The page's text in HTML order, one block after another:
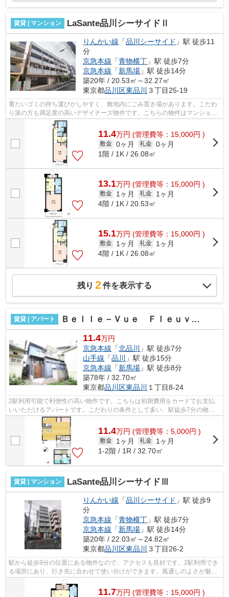
賃貸 | マンション LaSante品川シーサイドⅡ
りんかい線 「品川シーサイド 」駅 徒歩11
分
京急本線 「青物横丁 」駅 徒歩7分
京急本線 「新馬場 」駅 徒歩14分
築20年 / 20.53㎡～32.27㎡
東京都品川区東品川 ３丁目25-19
重たいゴミの持ち運びがしやすく、敷地内にごみ置き場があります。こだわ
り派の方も満足度の高いデザイナーズ物件です。こちらの物件はマンション
です。初期費用はカードで決済いただ...
11.4万円 (管理費等：15,000円 )
敷金 0ヶ月 礼金 0ヶ月
1階 / 1K / 26.08㎡
13.1万円 (管理費等：15,000円 )
敷金 1ヶ月 礼金
1ヶ月
4階 / 1K / 20.53㎡
15.1万円 (管理費等：15,000円 )
敷金 1ヶ月 礼金
1ヶ月
4階 / 1K / 26.08㎡
残り 2件を表示する
賃貸 | アパート Ｂｅｌｌｅ－Ｖｕｅ Ｆｌｅｕｖｅ Ａ棟
11.4万円
京急本線 「北品川
」駅 徒歩7分
山手線 「品川
」駅 徒歩15分
京急本線 「新馬場 」駅 徒歩8分
築78年 / 32.70㎡
東京都品川区東品川 １丁目8-24
2駅利用可能で利便性の高い物件です。こちらは初期費用をカードでお支払
いいただけるアパートです。こだわりの条件として多い、駅徒歩7分の物件
です。最上階のアパートです。四季折々...
11.4万円 (管理費等：5,000円 )
敷金 1ヶ月 礼金
1ヶ月
1-2階 / 1R / 32.70㎡
賃貸 | マンション LaSante品川シーサイドⅢ
りんかい線 「品川シーサイド 」駅 徒歩9
分
京急本線 「青物横丁 」駅 徒歩7分
京急本線 「新馬場 」駅 徒歩14分
築20年 / 22.03㎡～24.82㎡
東京都品川区東品川 ３丁目26-2
駅から徒歩9分の位置にある物件なので、アクセスも良好です。2駅利用でき
る場所にあり、行き先に合わせて使い分けができます。風通しのよさが魅力
の物件です。造りとデザインに関して...
11.7万円 (管理費等：15,000円 )